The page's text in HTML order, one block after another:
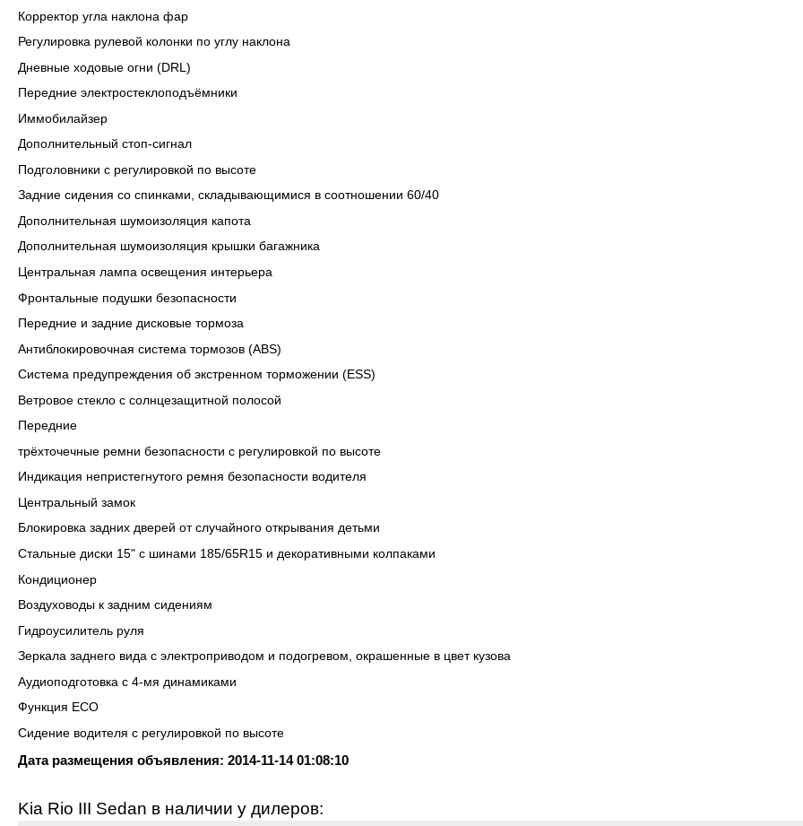
Корректор угла наклона фар
Регулировка рулевой колонки по углу наклона
Дневные ходовые огни (DRL)
Передние электростеклоподъёмники
Иммобилайзер
Дополнительный стоп-сигнал
Подголовники с регулировкой по высоте
Задние сидения со спинками, складывающимися в соотношении 60/40
Дополнительная шумоизоляция капота
Дополнительная шумоизоляция крышки багажника
Центральная лампа освещения интерьера
Фронтальные подушки безопасности
Передние и задние дисковые тормоза
Антиблокировочная система тормозов (ABS)
Система предупреждения об экстренном торможении (ESS)
Ветровое стекло с солнцезащитной полосой
Передние
трёхточечные ремни безопасности с регулировкой по высоте
Индикация непристегнутого ремня безопасности водителя
Центральный замок
Блокировка задних дверей от случайного открывания детьми
Стальные диски 15" с шинами 185/65R15 и декоративными колпаками
Кондиционер
Воздуховоды к задним сидениям
Гидроусилитель руля
Зеркала заднего вида с электроприводом и подогревом, окрашенные в цвет кузова
Аудиоподготовка с 4-мя динамиками
Функция ECO
Сидение водителя с регулировкой по высоте
Дата размещения объявления: 2014-11-14 01:08:10
Kia Rio III Sedan в наличии у дилеров: